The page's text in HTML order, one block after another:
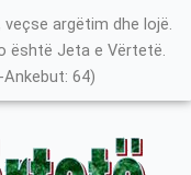
argëtim dhe lojë.
është Jeta e Vërtetë.
Ankebut: 64)